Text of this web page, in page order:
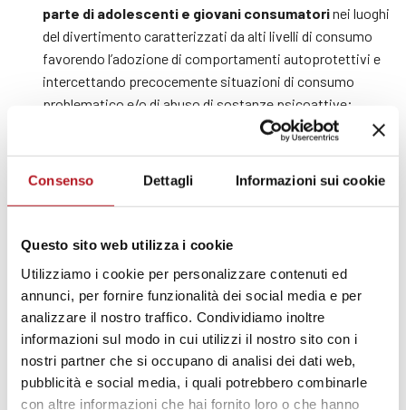
Consenso Dettagli Informazioni sui cookie
Questo sito web utilizza i cookie
Utilizziamo i cookie per personalizzare contenuti ed
annunci, per fornire funzionalità dei social media e per
analizzare il nostro traffico. Condividiamo inoltre
informazioni sul modo in cui utilizzi il nostro sito con i
nostri partner che si occupano di analisi dei dati web,
pubblicità e social media, i quali potrebbero combinarle
con altre informazioni che hai fornito loro o che hanno
parte di adolescenti e giovani consumatorinei luoghi
del divertimento caratterizzati da alti livelli di consumo
favorendo l’adozione di comportamenti autoprotettivi e
intercettando precocemente situazioni di consumo
problematico e/o di abuso di sostanze psicoattive;
Sensibilizzare i gestori dei locali notturni e gli
organizzatori di grandi eventi musicalisul proprio ruolo
come agenti di prevenzione rispetto ai rischi connessi
all’abuso di alcool e droghe attraverso percorsi di
Creare rapidamente una relazione significativa e di
fiducia col target;
Conoscere le abitudini e gli stili di consumodi ogni
interessato;
Fare deicounselling specifici e individuali sui consumi a
rischio di ciascuna persona;
Aiutare le persone che usano sostanze a riflettere sui